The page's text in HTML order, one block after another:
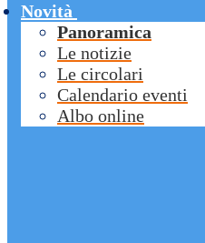
Novità
Panoramica
Le notizie
Le circolari
Calendario eventi
Albo online